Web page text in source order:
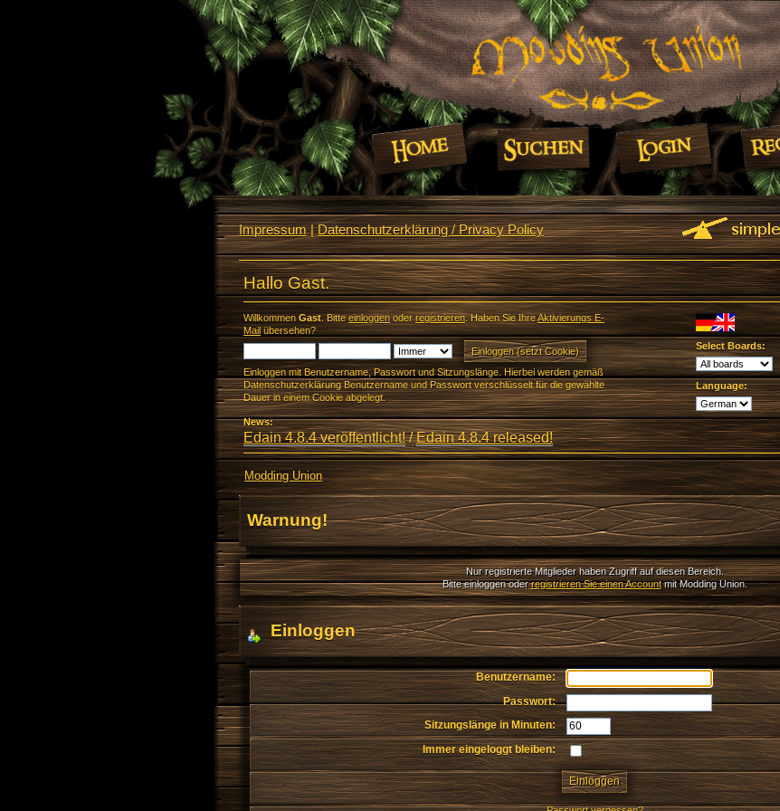
Impressum|Datenschutzerklärung / Privacy Policy
Hallo Gast.
Willkommen Gast. Bitte einloggenoderregistrieren. Haben Sie IhreAktivierungs E-
Mailübersehen?
Einloggen mit Benutzername, Passwort und Sitzungslänge. Hierbei werden gemäß
Datenschutzerklärung Benutzername und Passwort verschlüsselt für die gewählte
Dauer in einem Cookie abgelegt.
Select Boards:
Language:
News:
Edain 4.8.4 veröffentlicht!/Edain 4.8.4 released!
Modding Union
Warnung!
Nur registrierte Mitglieder haben Zugriff auf diesen Bereich.
Bitte einloggen oderregistrieren Sie einen Accountmit Modding Union.
Einloggen
Benutzername:
Passwort:
Sitzungslänge in Minuten:
Immer eingeloggt bleiben: